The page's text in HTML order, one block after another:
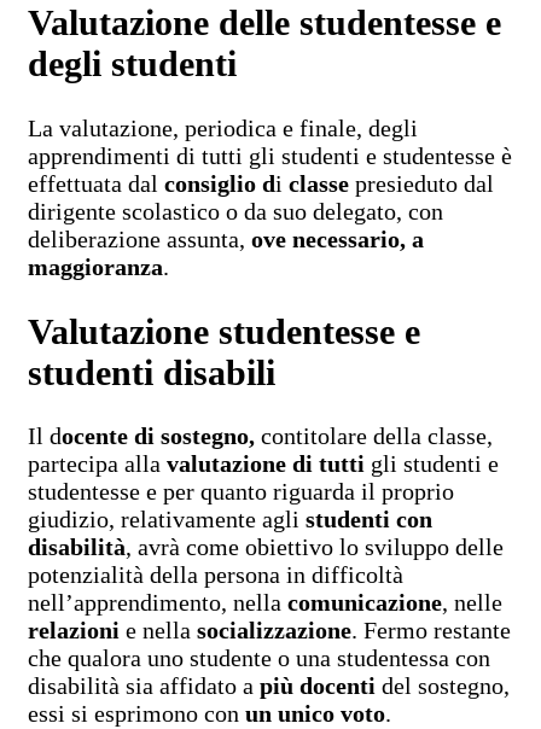
Valutazione delle studentesse e
degli studenti
La valutazione, periodica e finale, degli
apprendimenti di tutti gli studenti e studentesse è
effettuata dal consiglio di classe presieduto dal
dirigente scolastico o da suo delegato, con
deliberazione assunta, ove necessario, a
maggioranza.
Valutazione studentesse e
studenti disabili
Il docente di sostegno, contitolare della classe,
partecipa alla valutazione di tutti gli studenti e
studentesse e per quanto riguarda il proprio
giudizio, relativamente agli studenti con
disabilità, avrà come obiettivo lo sviluppo delle
potenzialità della persona in difficoltà
nell’apprendimento, nella comunicazione, nelle
relazioni e nella socializzazione. Fermo restante
che qualora uno studente o una studentessa con
disabilità sia affidato a più docenti del sostegno,
essi si esprimono con un unico voto.